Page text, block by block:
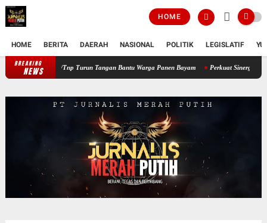
HOME
HOME BERITA DAERAH NASIONAL POLITIK LEGISLATIF
BREAKING
NEWS Perkuat Ketahanan Pangan Wilayah, Babinsa Koramil 12/Tnp Turun